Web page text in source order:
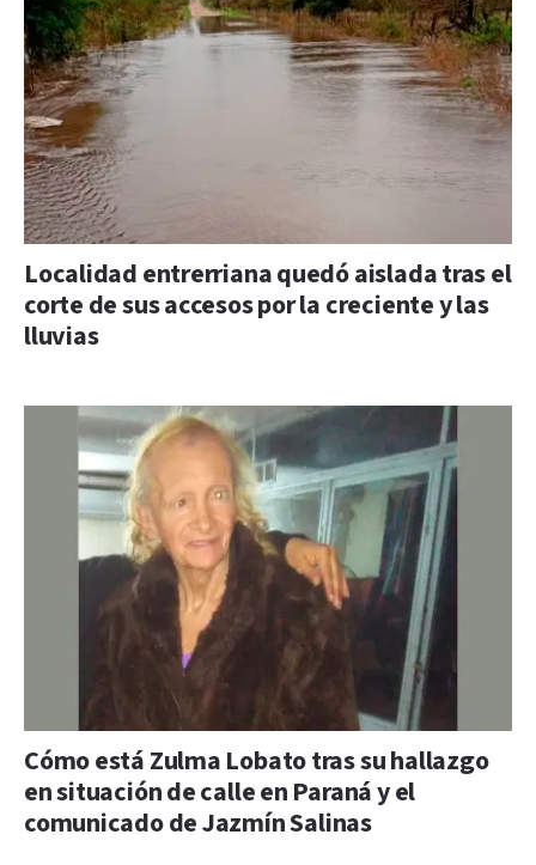
Localidad entrerriana quedó aislada tras el
corte de sus accesos por la creciente y las
lluvias
Cómo está Zulma Lobato tras su hallazgo
en situación de calle en Paraná y el
comunicado de Jazmín Salinas